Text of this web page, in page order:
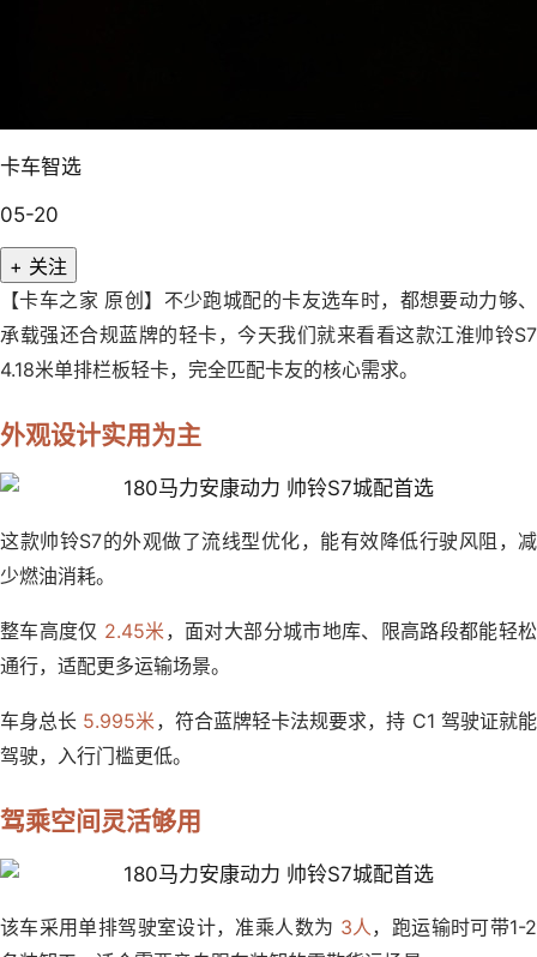
卡车智选
05-20
+ 关注
【卡车之家 原创】不少跑城配的卡友选车时，都想要动力够、
承载强还合规蓝牌的轻卡，今天我们就来看看这款江淮帅铃S7
4.18米单排栏板轻卡，完全匹配卡友的核心需求。
外观设计实用为主
这款帅铃S7的外观做了流线型优化，能有效降低行驶风阻，减
少燃油消耗。
整车高度仅 2.45米，面对大部分城市地库、限高路段都能轻松
通行，适配更多运输场景。
车身总长 5.995米，符合蓝牌轻卡法规要求，持 C1 驾驶证就能
驾驶，入行门槛更低。
驾乘空间灵活够用
该车采用单排驾驶室设计，准乘人数为 3人，跑运输时可带1-2